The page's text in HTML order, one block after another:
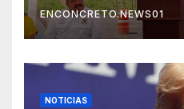
ENCONCRETO.NEWS01
NOTICIAS